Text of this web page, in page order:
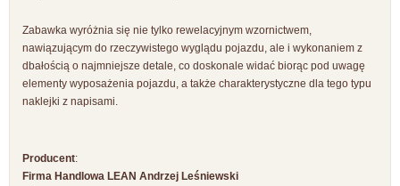
Zabawka wyróżnia się nie tylko rewelacyjnym wzornictwem,
nawiązującym do rzeczywistego wyglądu pojazdu, ale i wykonaniem z
dbałością o najmniejsze detale, co doskonale widać biorąc pod uwagę
elementy wyposażenia pojazdu, a także charakterystyczne dla tego typu
naklejki z napisami.
Producent:
Firma Handlowa LEAN Andrzej Leśniewski